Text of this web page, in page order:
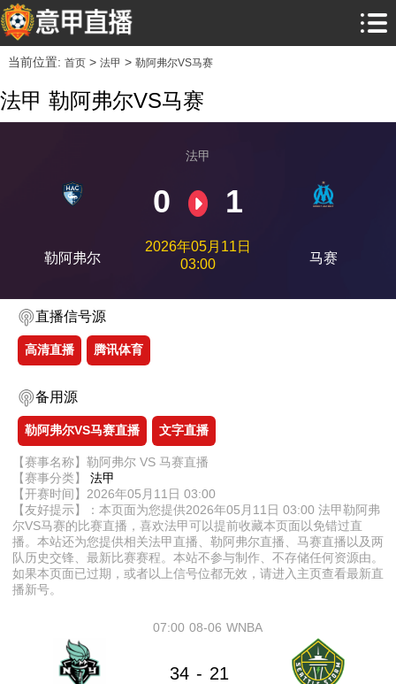
当前位置: 首页> 法甲 > 勒阿弗尔VS马赛
法甲 勒阿弗尔VS马赛
勒阿弗尔
法甲
0 1
2026年05月11日
03:00
马赛
直播信号源
高清直播 腾讯体育
备用源
勒阿弗尔VS马赛直播 文字直播
【赛事名称】勒阿弗尔 VS 马赛直播
【赛事分类】 法甲
【开赛时间】2026年05月11日 03:00
【友好提示】：本页面为您提供2026年05月11日 03:00 法甲勒阿弗
尔VS马赛的比赛直播，喜欢法甲可以提前收藏本页面以免错过直
播。本站还为您提供相关法甲直播、勒阿弗尔直播、马赛直播以及两
队历史交锋、最新比赛赛程。本站不参与制作、不存储任何资源由。
如果本页面已过期，或者以上信号位都无效，请进入主页查看最新直
播新号。
08-06
07:00 WNBA
34 - 21